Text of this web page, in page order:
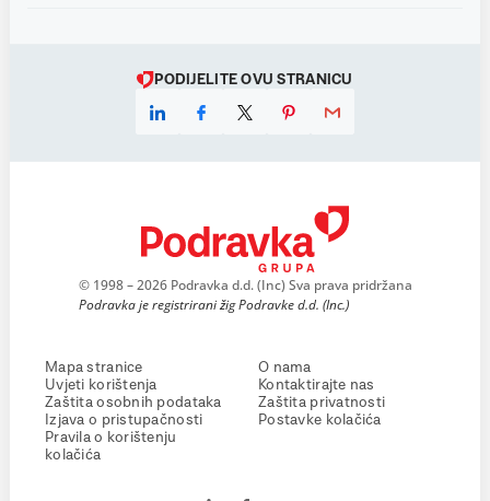
PODIJELITE OVU STRANICU
© 1998 – 2026 Podravka d.d. (Inc) Sva prava pridržana
Podravka je registrirani žig Podravke d.d. (Inc.)
Mapa stranice
Uvjeti korištenja
Zaštita osobnih podataka
Izjava o pristupačnosti
Pravila o korištenju
kolačića
O nama
Kontaktirajte nas
Zaštita privatnosti
Postavke kolačića